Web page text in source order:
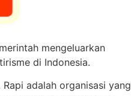
mengeluarkan
di Indonesia.
adalah organisasi yang